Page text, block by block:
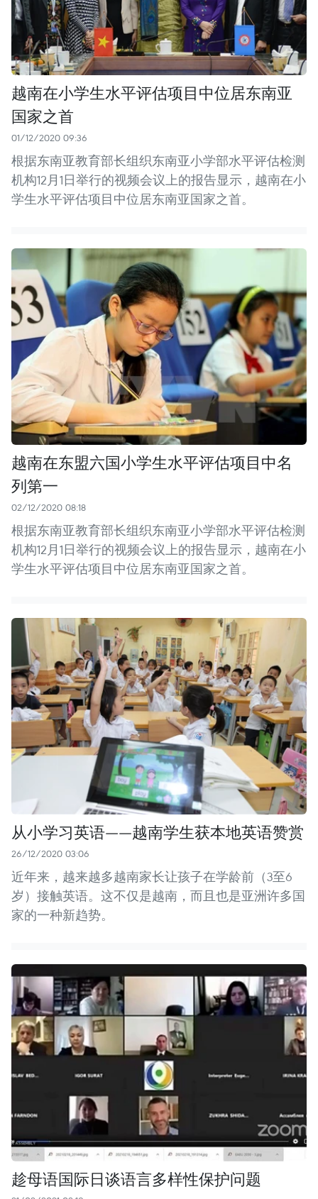
越南在小学生水平评估项目中位居东南亚
国家之首
01/12/2020 09:36
根据东南亚教育部长组织东南亚小学部水平评估检测
机构12月1日举行的视频会议上的报告显示，越南在小
学生水平评估项目中位居东南亚国家之首。
越南在东盟六国小学生水平评估项目中名
列第一
02/12/2020 08:18
根据东南亚教育部长组织东南亚小学部水平评估检测
机构12月1日举行的视频会议上的报告显示，越南在小
学生水平评估项目中位居东南亚国家之首。
从小学习英语——越南学生获本地英语赞赏
26/12/2020 03:06
近年来，越来越多越南家长让孩子在学龄前（3至6
岁）接触英语。这不仅是越南，而且也是亚洲许多国
家的一种新趋势。
趁母语国际日谈语言多样性保护问题